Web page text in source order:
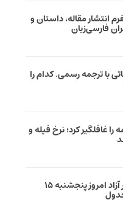
انتشار مقاله، داستان و
فارسی‌زبان
با ترجمه رسمی. کدام را
غافلگیر کرد؛ نرخ فیله و
قیمت دلار بازار آزاد امروز پنجشنبه ۱۵